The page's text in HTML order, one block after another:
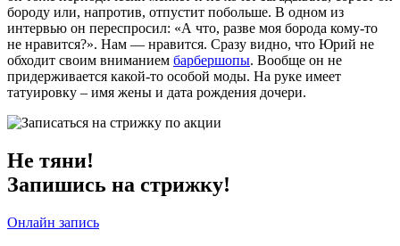
бороду или, напротив, отпустит побольше. В одном из
интервью он переспросил: «А что, разве моя борода кому-то
не нравится?». Нам — нравится. Сразу видно, что Юрий не
обходит своим вниманием барбершопы. Вообще он не
придерживается какой-то особой моды. На руке имеет
татуировку – имя жены и дата рождения дочери.
Не тяни!
Запишись на стрижку!
Онлайн запись